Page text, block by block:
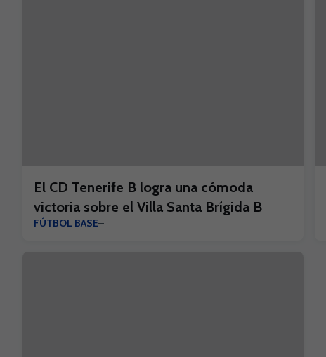
El CD Tenerife B logra una cómoda
victoria sobre el Villa Santa Brígida B
FÚTBOL BASE